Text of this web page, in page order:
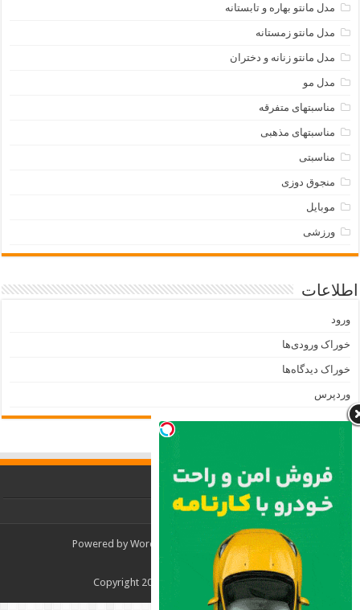
مدل مانتو بهاره و تابستانه
مدل مانتو زمستانه
مدل مانتو زنانه و دختران
مدل مو
مناسبتهای متفرقه
مناسبتهای مذهبی
مناسبتی
منجوق دوزی
موبایل
ورزشی
اطلاعات
ورود
خوراک ورودی‌ها
خوراک دیدگاه‌ها
وردپرس
Powered by WordPress | Designed by TieLabs
© Copyright 2026, All Rights Reserved